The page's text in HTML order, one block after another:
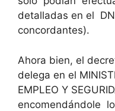
detalladas en el
concordantes).
Ahora bien, el
delega en el
EMPLEO Y
encomendándole